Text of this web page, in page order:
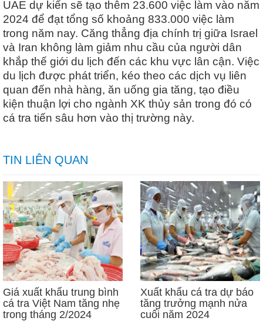
UAE dự kiến ​​sẽ tạo thêm 23.600 việc làm vào năm
2024 để đạt tổng số khoảng 833.000 việc làm
trong năm nay. Căng thẳng địa chính trị giữa Israel
và Iran không làm giảm nhu cầu của người dân
khắp thế giới du lịch đến các khu vực lân cận. Việc
du lịch được phát triển, kéo theo các dịch vụ liên
quan đến nhà hàng, ăn uống gia tăng, tạo điều
kiện thuận lợi cho ngành XK thủy sản trong đó có
cá tra tiến sâu hơn vào thị trường này.
TIN LIÊN QUAN
Giá xuất khẩu trung bình
cá tra Việt Nam tăng nhẹ
trong tháng 2/2024
Xuất khẩu cá tra dự báo
tăng trưởng mạnh nửa
cuối năm 2024